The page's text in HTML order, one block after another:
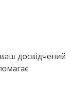
досвідчений